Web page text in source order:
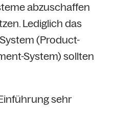
abzuschaffen
Lediglich das
(Product-
System) sollten
sehr